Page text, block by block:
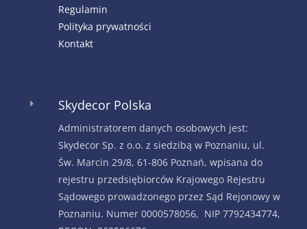
Regulamin
Polityka prywatności
Kontakt
E Skydecor Polska
Administratorem danych osobowych jest:
Skydecor Sp. z o.o. z siedzibą w Poznaniu, ul.
Św. Marcin 29/8, 61-806 Poznań, wpisana do
rejestru przedsiębiorców Krajowego Rejestru
Sądowego prowadzonego przez Sąd Rejonowy w
Poznaniu. Numer 0000578056, NIP 7792434774,